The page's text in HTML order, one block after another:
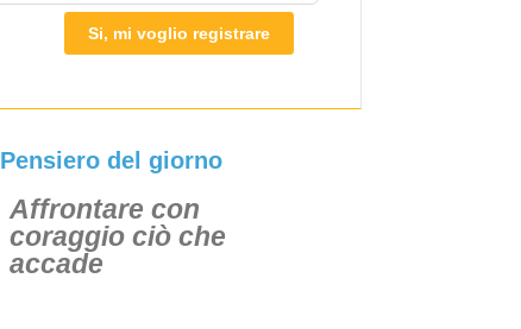
Si, mi voglio registrare
Pensiero del giorno
Affrontare con
coraggio ciò che
accade